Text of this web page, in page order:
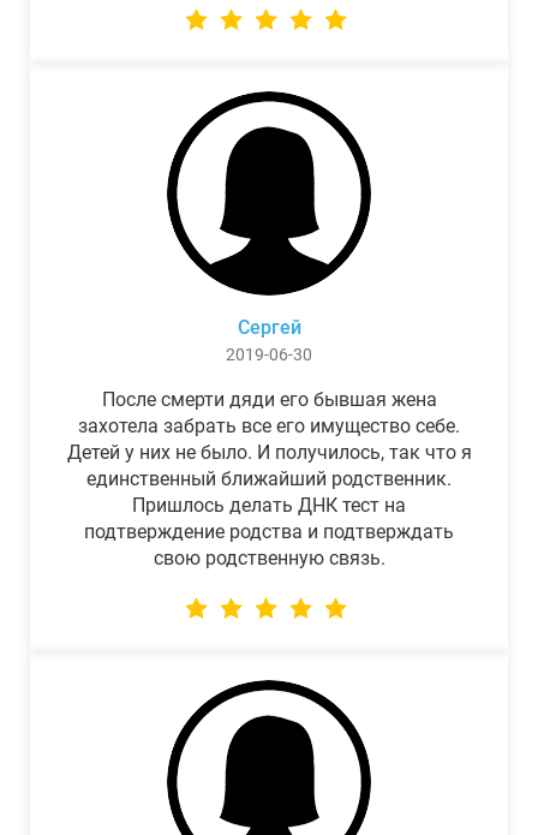
Сергей
2019-06-30
После смерти дяди его бывшая жена
захотела забрать все его имущество себе.
Детей у них не было. И получилось, так что я
единственный ближайший родственник.
Пришлось делать ДНК тест на
подтверждение родства и подтверждать
свою родственную связь.